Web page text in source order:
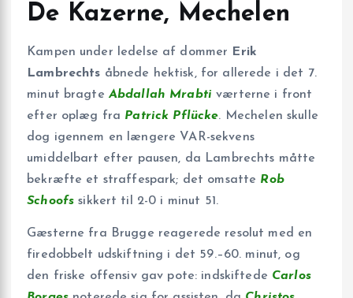
De Kazerne, Mechelen
Kampen under ledelse af dommer
Erik
Lambrechts åbnede hektisk, for allerede i det 7.
minut bragte Abdallah Mrabti værterne i front
efter oplæg fra Patrick Pflücke. Mechelen skulle
dog igennem en længere VAR-sekvens
umiddelbart efter pausen, da Lambrechts måtte
bekræfte et straffespark; det omsatte Rob
Schoofs sikkert til 2-0 i minut 51.
Gæsterne fra Brugge reagerede resolut med en
firedobbelt udskiftning i det 59.–60. minut, og
den friske offensiv gav pote: indskiftede Carlos